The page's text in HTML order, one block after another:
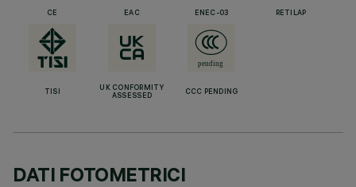
CE EAC ENEC-03 RETILAP
TISI
UK CONFORMITY
ASSESSED
CCC PENDING
DATI FOTOMETRICI